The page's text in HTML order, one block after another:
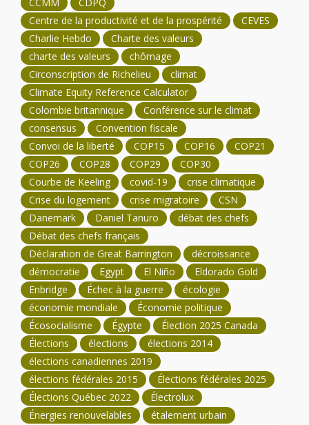
Centre de la productivité et de la prospérité
CEVES
Charlie Hebdo
Charte des valeurs
charte des valeurs
chômage
Circonscription de Richelieu
climat
Climate Equity Reference Calculator
Colombie britannique
Conférence sur le climat
consensus
Convention fiscale
Convoi de la liberté
COP15 COP16
COP21
COP26
COP28 COP29
COP30
Courbe de Keeling
covid-19
crise climatique
Crise du logement
crise migratoire
CSN
Danemark
Daniel Tanuro
débat des chefs
Débat des chefs français
Déclaration de Great Barrington
décroissance
démocratie
Egypt El Niño
Eldorado Gold
Enbridge
Échec à la guerre
écologie
économie mondiale
Économie politique
Écosocialisme
Égypte
Élection 2025 Canada
Élections
élections
élections 2014
élections canadiennes 2019
élections fédérales 2015
Élections fédérales 2025
Élections Québec 2022
Électrolux
Énergies renouvelables
étalement urbain